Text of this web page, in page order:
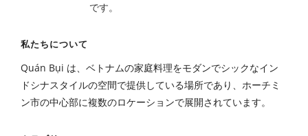
です。
私たちについて
Quán Bụi は、ベトナムの家庭料理をモダンでシックなイン
ドシナスタイルの空間で提供している場所であり、ホーチミ
ン市の中心部に複数のロケーションで展開されています。